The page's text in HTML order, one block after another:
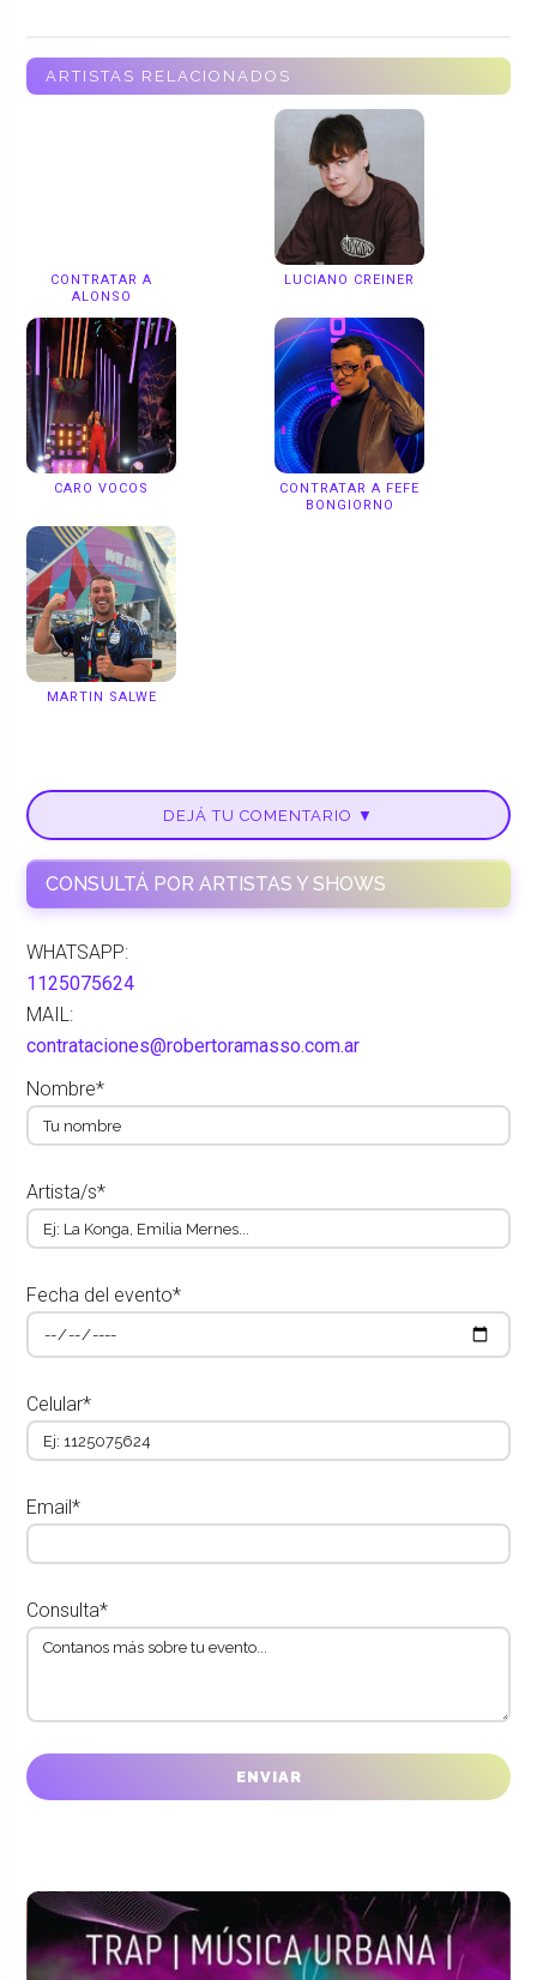
ARTISTAS RELACIONADOS
CONTRATAR A
ALONSO
LUCIANO CREINER
CARO VOCOS
CONTRATAR A FEFE
BONGIORNO
MARTIN SALWE
DEJÁ TU COMENTARIO ▼
CONSULTÁ POR ARTISTAS Y SHOWS
WHATSAPP:
1125075624
MAIL:
contrataciones@robertoramasso.com.ar
Nombre*
Artista/s*
Fecha del evento*
Celular*
Email*
Consulta*